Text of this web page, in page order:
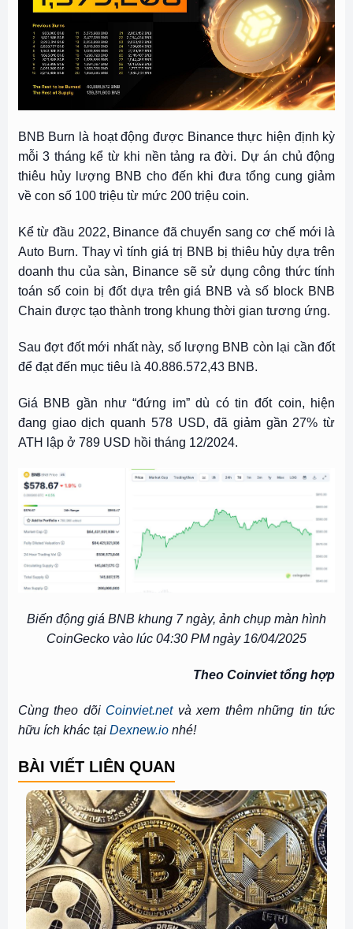
BNB Burn là hoạt động được Binance thực hiện định kỳ
mỗi 3 tháng kể từ khi nền tảng ra đời. Dự án chủ động
thiêu hủy lượng BNB cho đến khi đưa tổng cung giảm
về con số 100 triệu từ mức 200 triệu coin.
Kể từ đầu 2022, Binance đã chuyển sang cơ chế mới là
Auto Burn. Thay vì tính giá trị BNB bị thiêu hủy dựa trên
doanh thu của sàn, Binance sẽ sử dụng công thức tính
toán số coin bị đốt dựa trên giá BNB và số block BNB
Chain được tạo thành trong khung thời gian tương ứng.
Sau đợt đốt mới nhất này, số lượng BNB còn lại cần đốt
để đạt đến mục tiêu là 40.886.572,43 BNB.
Giá BNB gần như “đứng im” dù có tin đốt coin, hiện
đang giao dịch quanh 578 USD, đã giảm gần 27% từ
ATH lập ở 789 USD hồi tháng 12/2024.
Biến động giá BNB khung 7 ngày, ảnh chụp màn hình
CoinGecko vào lúc 04:30 PM ngày 16/04/2025
Theo Coinviet tổng hợp
Cùng theo dõi Coinviet.netvà xem thêm những tin tức
hữu ích khác tại Dexnew.ionhé!
BÀI VIẾT LIÊN QUAN